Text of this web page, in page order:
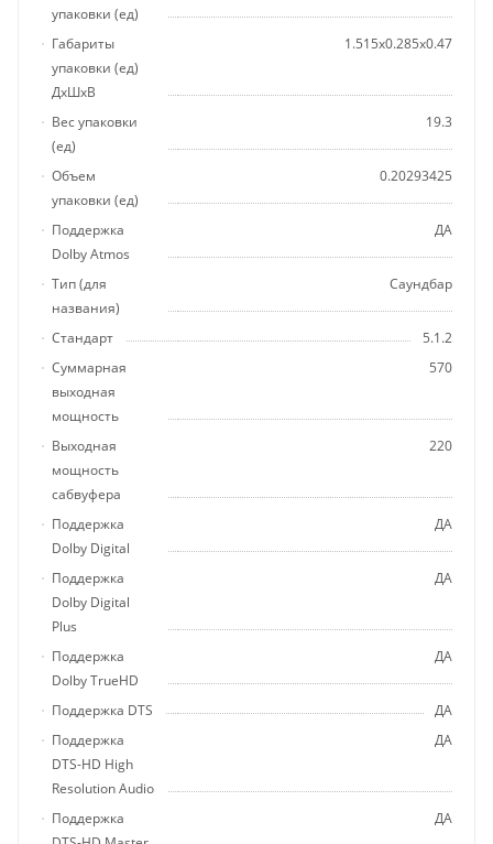
упаковки (ед)
Габариты
упаковки (ед)
ДхШхВ
1.515x0.285x0.47
Вес упаковки
(ед)
19.3
Объем
упаковки (ед)
0.20293425
Поддержка
Dolby Atmos
ДА
Тип (для
названия)
Саундбар
Стандарт
5.1.2
Суммарная
выходная
мощность
570
Выходная
мощность
сабвуфера
220
Поддержка
Dolby Digital
ДА
Поддержка
Dolby Digital
Plus
ДА
Поддержка
Dolby TrueHD
ДА
Поддержка DTS
ДА
Поддержка
DTS-HD High
Resolution Audio
ДА
Поддержка
ДА